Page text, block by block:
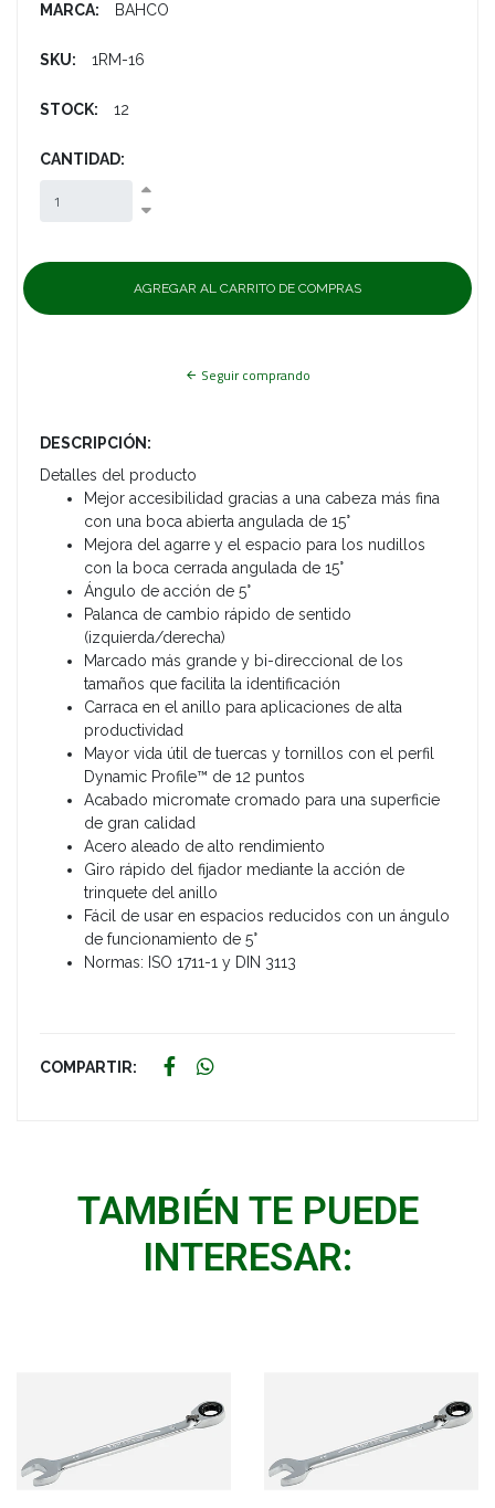
MARCA: BAHCO
SKU: 1RM-16
STOCK: 12
CANTIDAD:
Seguir comprando
DESCRIPCIÓN:
Detalles del producto
Mejor accesibilidad gracias a una cabeza más fina
con una boca abierta angulada de 15°
Mejora del agarre y el espacio para los nudillos
con la boca cerrada angulada de 15°
Ángulo de acción de 5°
Palanca de cambio rápido de sentido
(izquierda/derecha)
Marcado más grande y bi-direccional de los
tamaños que facilita la identificación
Carraca en el anillo para aplicaciones de alta
productividad
Mayor vida útil de tuercas y tornillos con el perfil
Dynamic Profile™ de 12 puntos
Acabado micromate cromado para una superficie
de gran calidad
Acero aleado de alto rendimiento
Giro rápido del fijador mediante la acción de
trinquete del anillo
Fácil de usar en espacios reducidos con un ángulo
de funcionamiento de 5°
Normas: ISO 1711-1 y DIN 3113
COMPARTIR:
TAMBIÉN TE PUEDE
INTERESAR: